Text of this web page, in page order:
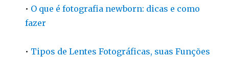
• O que é fotografia newborn: dicas e como
fazer
• Tipos de Lentes Fotográficas, suas Funções